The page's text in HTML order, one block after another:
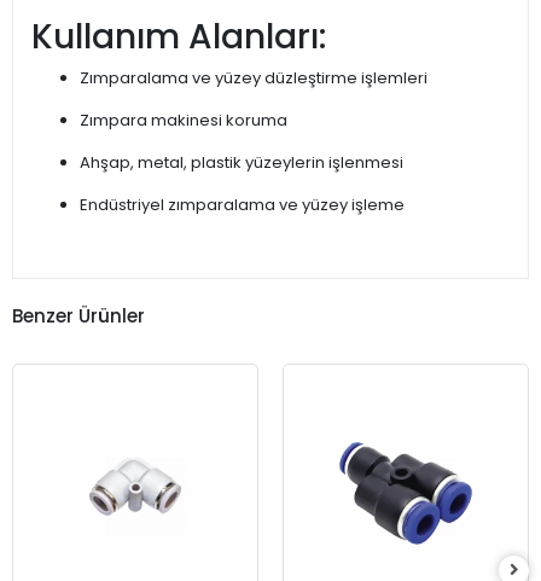
Kullanım Alanları:
Zımparalama ve yüzey düzleştirme işlemleri
Zımpara makinesi koruma
Ahşap, metal, plastik yüzeylerin işlenmesi
Endüstriyel zımparalama ve yüzey işleme
Benzer Ürünler